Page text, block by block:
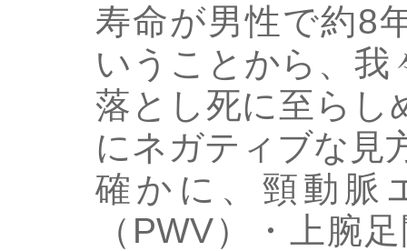
寿命が男性で約8
いうことから、我
落とし死に至らし
にネガティブな見
確かに、頸動脈
（PWV）・上腕